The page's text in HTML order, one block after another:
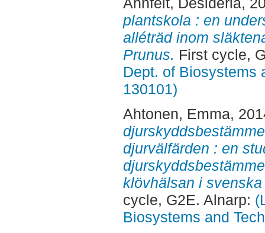
plantskola : en
alléträd inom
Prunus. First cycle,
Dept. of Biosystems
130101)
Ahtonen, Emma,
djurvälfärden : en
klövhälsan i
cycle, G2E. Alnarp:
Biosystems and